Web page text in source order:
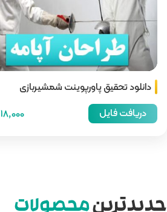
دانلود تحقیق پاورپوینت شمشیربازی
دریافت فایل
18,000 تومان